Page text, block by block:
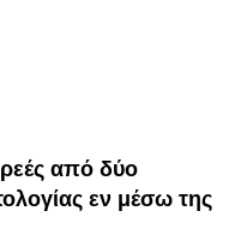
από δύο
εν μέσω της